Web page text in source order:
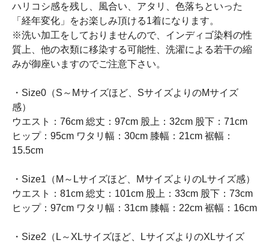
ハリコシ感を残し、風合い、アタリ、色落ちといった
「経年変化」をお楽しみ頂ける1着になります。
※洗い加工をしておりませんので、インディゴ染料の性
質上、他の衣類に移染する可能性、洗濯による若干の縮
みが御座いますのでご注意下さい。
・Size0（S～Mサイズほど、SサイズよりのMサイズ
感）
ウエスト：76cm 総丈：97cm 股上：32cm 股下：71cm
ヒップ：95cm ワタリ幅：30cm 膝幅：21cm 裾幅：
15.5cm
・Size1（M～Lサイズほど、MサイズよりのLサイズ感）
ウエスト：81cm 総丈：101cm 股上：33cm 股下：73cm
ヒップ：97cm ワタリ幅：31cm 膝幅：22cm 裾幅：16cm
・Size2（L～XLサイズほど、LサイズよりのXLサイズ